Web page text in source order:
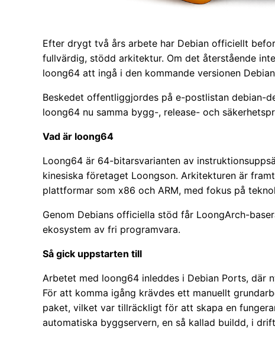
Efter drygt två års arbete har Debian officiellt
fullvärdig, stödd arkitektur. Om det återstående
loong64 att ingå i den kommande versionen
Beskedet offentliggjordes på e-postlistan debian-
loong64 nu samma bygg-, release- och
Vad är loong64
Loong64 är 64-bitarsvarianten av
kinesiska företaget Loongson. Arkitekturen är
plattformar som x86 och ARM, med fokus på
Genom Debians officiella stöd får LoongArch-
ekosystem av fri programvara.
Så gick uppstarten till
Arbetet med loong64 inleddes i Debian Ports, där
För att komma igång krävdes ett manuellt
paket, vilket var tillräckligt för att skapa en
automatiska byggservern, en så kallad buildd, i